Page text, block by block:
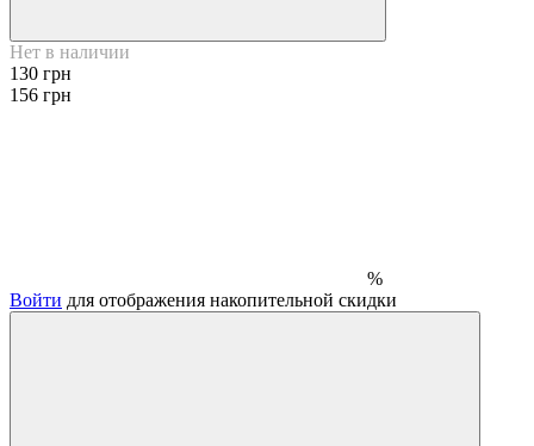
Нет в наличии
130 грн
156 грн
%
Войти для отображения накопительной скидки